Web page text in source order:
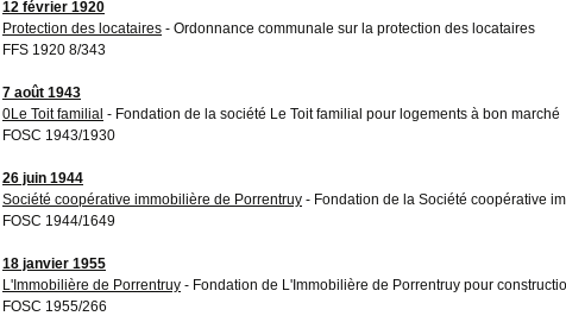
12 février 1920
Protection des locataires - Ordonnance communale sur la protection des locataires
FFS 1920 8/343
7 août 1943
0Le Toit familial - Fondation de la société Le Toit familial pour logements à bon marché
FOSC 1943/1930
26 juin 1944
Société coopérative immobilière de Porrentruy - Fondation de la Société coopérative
FOSC 1944/1649
18 janvier 1955
L'Immobilière de Porrentruy - Fondation de L'Immobilière de Porrentruy pour
FOSC 1955/266